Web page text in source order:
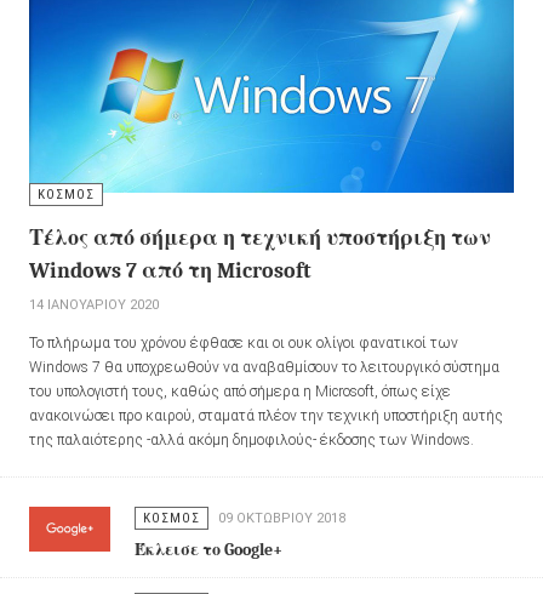
ΚΟΣΜΟΣ
Τέλος από σήμερα η τεχνική υποστήριξη των
Windows 7 από τη Microsoft
14 ΙΑΝΟΥΑΡΊΟΥ 2020
Το πλήρωμα του χρόνου έφθασε και οι ουκ ολίγοι φανατικοί των
Windows 7 θα υποχρεωθούν να αναβαθμίσουν το λειτουργικό σύστημα
του υπολογιστή τους, καθώς από σήμερα η Microsoft, όπως είχε
ανακοινώσει προ καιρού, σταματά πλέον την τεχνική υποστήριξη αυτής
της παλαιότερης -αλλά ακόμη δημοφιλούς- έκδοσης των Windows.
ΚΟΣΜΟΣ 09 ΟΚΤΩΒΡΊΟΥ 2018
Έκλεισε το Google+